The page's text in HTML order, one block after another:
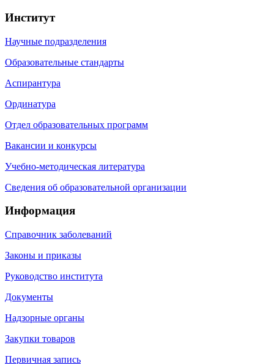
Институт
Научные подразделения
Образовательные стандарты
Аспирантура
Ординатура
Отдел образовательных программ
Вакансии и конкурсы
Учебно-методическая литература
Сведения об образовательной организации
Информация
Справочник заболеваний
Законы и приказы
Руководство института
Документы
Надзорные органы
Закупки товаров
Первичная запись